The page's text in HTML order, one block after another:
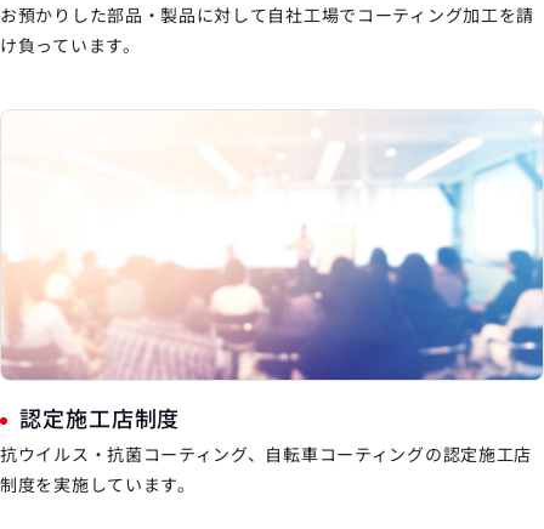
お預かりした部品・製品に対して自社工場でコーティング加工を請
け負っています。
認定施工店制度
抗ウイルス・抗菌コーティング、自転車コーティングの認定施工店
制度を実施しています。